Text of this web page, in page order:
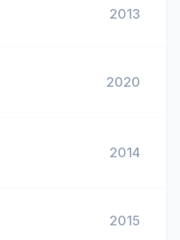
2013
2020
2014
2015